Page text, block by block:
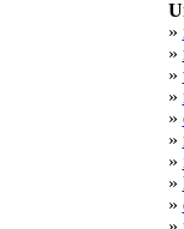
»
»
»
»
»
»
»
»
»